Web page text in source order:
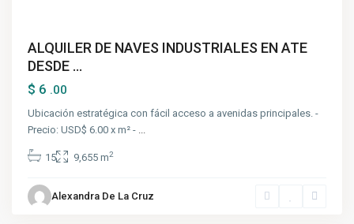
ALQUILER DE NAVES INDUSTRIALES EN ATE
DESDE ...
$ 6 .00
Ubicación estratégica con fácil acceso a avenidas principales. -
Precio: USD$ 6.00 x m² - ...
15 9,655 m2
Alexandra De La Cruz
Ate,